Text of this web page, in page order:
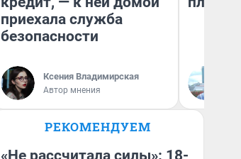
приехала служба
безопасности
Ксения Владимирская
Автор мнения
РЕКОМЕНДУЕМ
«Не рассчитала силы»: 18-